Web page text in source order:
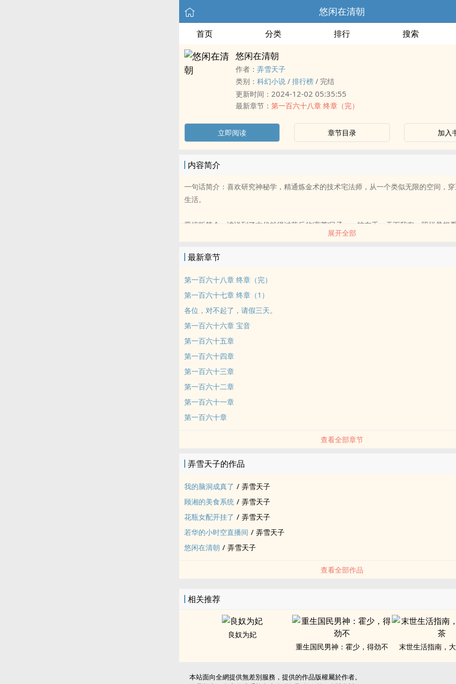
悠闲在清朝
首页 分类 排行 搜索
悠闲在清朝
作者： 弄雪天子
类别： 科幻小说 / 排行榜 / 完结
更新时间： 2024-12-02 05:35:55
最新章节： 第一百六十八章 终章（完）
立即阅读 章节目录 加入
内容简介
一句话简介：喜欢研究神秘学，精通炼金术的技术宅法师，从一个类似无限的空间，
生活。
恶搞版简介：谁说到了古代就得过落后的‘蛮荒’日子，一技在手，天下我有，照样是想
想玩游戏玩游戏，深宫内院的女人们，自去宫斗宅斗，我闲暇时候，带着鲜花般的众美
展开全部
最新章节
第一百六十八章 终章（完）
第一百六十七章 终章（1）
各位，对不起了，请假三天。
第一百六十六章 宝音
第一百六十五章
第一百六十四章
第一百六十三章
第一百六十二章
第一百六十一章
第一百六十章
查看全部章节
弄雪天子的作品
我的脑洞成真了 / 弄雪天子
顾湘的美食系统 / 弄雪天子
花瓶女配开挂了 / 弄雪天子
若华的小时空直播间 / 弄雪天子
悠闲在清朝 / 弄雪天子
查看全部作品
相关推荐
良奴为妃
重生国民男神：霍少，得劲不
末世生活指南，
本站面向全網提供無差別服務，提供的作品版權屬於作者。